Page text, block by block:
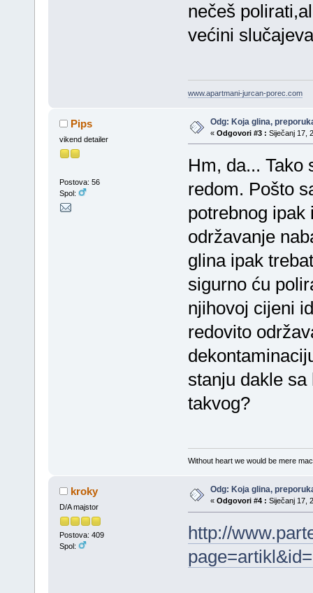
nečeš
većini
www.apartmani-jurcan-porec.com
Pips
vikend detailer
Postova: 56
Spol:
Odg: Koja glina,
« Odgovori #3 : Siječanj 17,
Hm, da...
redom. Pošto
potrebnog ipak
održavanje
glina ipak
sigurno ću
njihovoj cijeni
redovito
stanju dakle
takvog?
Without heart we would be mere
kroky
D/A majstor
Postova: 409
Spol:
Odg: Koja glina,
« Odgovori #4 : Siječanj 17,
http://